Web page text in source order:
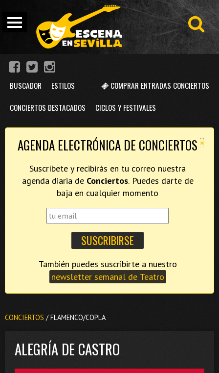
COMPRAR ENTRADAS CONCIERTOS
BUSCADOR ESTILOS
CONCIERTOS DESTACADOS CICLOS Y FESTIVALES
×
AGENDA ELECTRÓNICA DE CONCIERTOS
Suscríbete y recibirás en tu correo nuestra
agenda diaria de Conciertos. Puedes darte de
baja en cualquier momento
newsletter semanal de Teatro
CONCIERTOS / FLAMENCO/COPLA
ALEGRÍA DE CASTRO